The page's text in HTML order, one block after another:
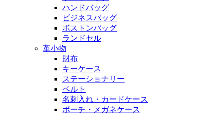
ハンドバッグ
ビジネスバッグ
ボストンバッグ
ランドセル
革小物
財布
キーケース
ステーショナリー
ベルト
名刺入れ・カードケース
ポーチ・メガネケース